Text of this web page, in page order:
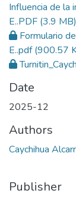
Influencia de la
E..PDF (3.9 MB)
Formulario
E..pdf(900.57
Date
2025-12
Authors
Caychihua
Publisher